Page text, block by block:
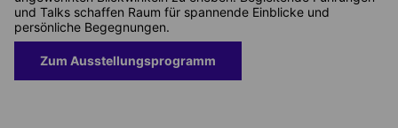
und Talks schaffen Raum für spannende Einblicke und
persönliche Begegnungen.
Zum Ausstellungsprogramm